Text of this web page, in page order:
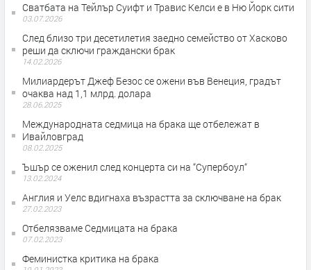
Сватбата на Тейлър Суифт и Травис Келси е в Ню Йорк сити
03.07.2026
След близо три десетилетия заедно семейство от Хасково
реши да сключи граждански брак
14.02.2026
Милиардерът Джеф Безос се ожени във Венеция, градът
очаква над 1,1 млрд. долара
28.06.2025
Международната седмица на брака ще отбележат в
Ивайловград
08.02.2025
Ъшър се оженил след концерта си на “Супербоул“
13.02.2024
Англия и Уелс вдигнаха възрастта за сключване на брак
27.02.2023
Отбелязваме Седмицата на брака
07.02.2023
Феминистка критика на брака